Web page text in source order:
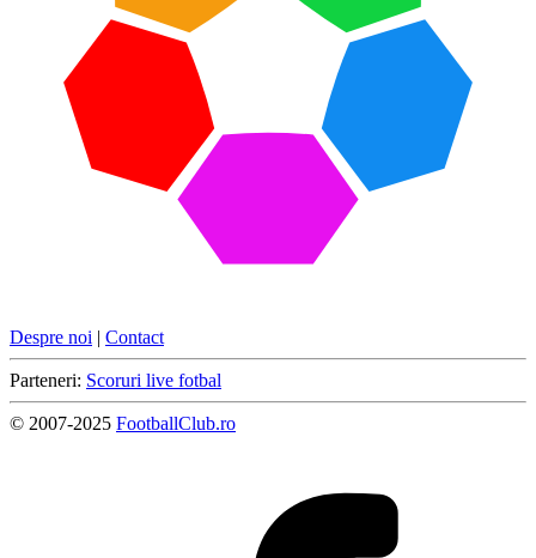
Despre noi | Contact
Parteneri: Scoruri live fotbal
© 2007-2025 FootballClub.ro